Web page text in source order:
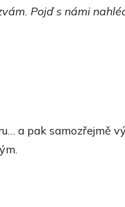
Pojď s námi
a pak samozřejmě